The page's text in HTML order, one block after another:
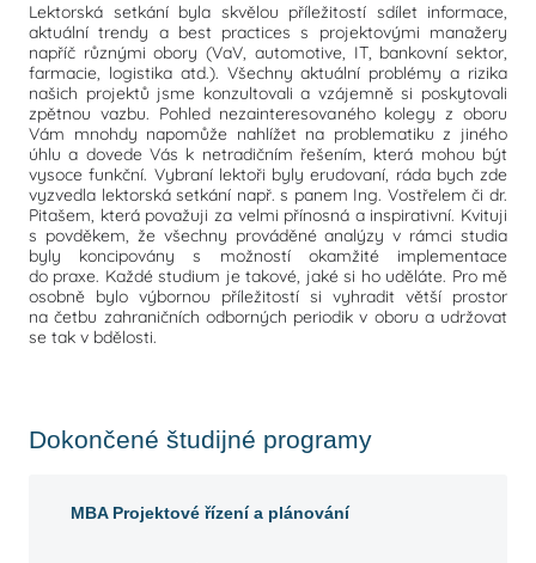
Lektorská setkání byla skvělou příležitostí sdílet informace,
aktuální trendy a best practices s projektovými manažery
napříč různými obory (VaV, automotive, IT, bankovní sektor,
farmacie, logistika atd.). Všechny aktuální problémy a rizika
našich projektů jsme konzultovali a vzájemně si poskytovali
zpětnou vazbu. Pohled nezainteresovaného kolegy z oboru
Vám mnohdy napomůže nahlížet na problematiku z jiného
úhlu a dovede Vás k netradičním řešením, která mohou být
vysoce funkční. Vybraní lektoři byly erudovaní, ráda bych zde
vyzvedla lektorská setkání např. s panem Ing. Vostřelem či dr.
Pitašem, která považuji za velmi přínosná a inspirativní. Kvituji
s povděkem, že všechny prováděné analýzy v rámci studia
byly koncipovány s možností okamžité implementace
do praxe. Každé studium je takové, jaké si ho uděláte. Pro mě
osobně bylo výbornou příležitostí si vyhradit větší prostor
na četbu zahraničních odborných periodik v oboru a udržovat
se tak v bdělosti.
Dokončené študijné programy
MBA Projektové řízení a plánování